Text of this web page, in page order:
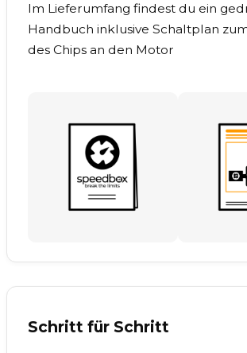
Im Lieferumfang findest du ein
Handbuch inklusive Schaltplan
des Chips an den Motor
Schritt für Schritt